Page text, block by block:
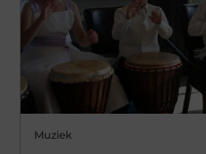
Muziek